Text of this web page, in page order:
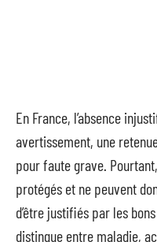
En France, l’absence
avertissement, une
pour faute grave.
protégés et ne peuvent
d’être justifiés par les
distingue entre maladie,